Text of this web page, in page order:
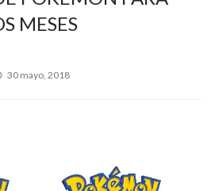
MESES
Publicado
30 mayo, 2018